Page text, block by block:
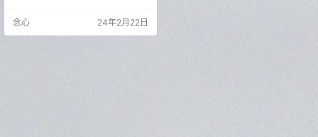
家带来的是一款office插件，是GitH
ub上面的开源项目，完全免费并且
念心 24年2月22日